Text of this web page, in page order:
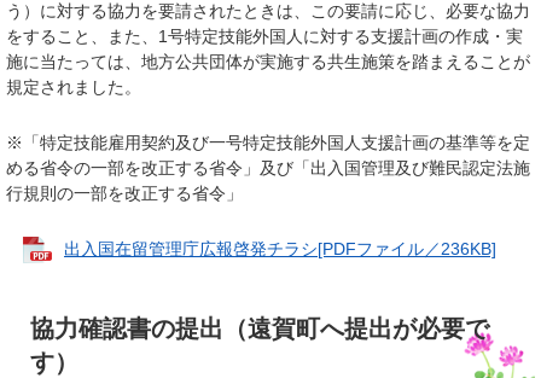
う）に対する協力を要請されたときは、この要請に応じ、必要な協力
をすること、また、1号特定技能外国人に対する支援計画の作成・実
施に当たっては、地方公共団体が実施する共生施策を踏まえることが
規定されました。
※「特定技能雇用契約及び一号特定技能外国人支援計画の基準等を定
める省令の一部を改正する省令」及び「出入国管理及び難民認定法施
行規則の一部を改正する省令」
出入国在留管理庁広報啓発チラシ[PDFファイル／236KB]
協力確認書の提出（遠賀町へ提出が必要で
す）